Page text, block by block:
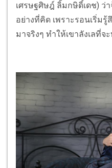
เศรษฐศิษฎ์ ลิ้มกษิดิ์เดช) ว่
อย่างที่คิด เพราะรอนเริ่ม
มาจริงๆ ทำให้เขาลังเลที่